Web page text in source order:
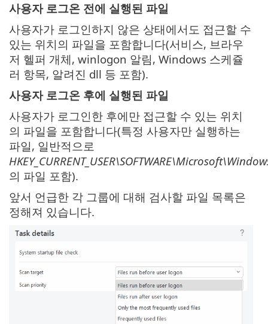
사용자 로그온 전에 실행된 파일
사용자가 로그인하지 않은 상태에서도 접근할 수
있는 위치의 파일을 포함합니다(서비스, 브라우
저 헬퍼 개체, winlogon 알림, Windows 스케쥴
러 항목, 알려진 dll 등 포함).
사용자 로그온 후에 실행된 파일
사용자가 로그인한 후에만 접근할 수 있는 위치
의 파일을 포함합니다(특정 사용자만 실행하는
파일, 일반적으로
의 파일 포함).
앞서 언급한 각 그룹에 대해 검사할 파일 목록은
정해져 있습니다.